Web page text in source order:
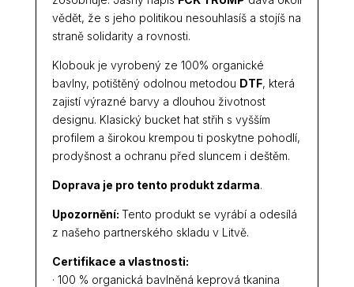
vědět, že s jeho politikou nesouhlasíš a stojíš na
straně solidarity a rovnosti.
Klobouk je vyrobený ze 100% organické
bavlny, potištěný odolnou metodou DTF, která
zajistí výrazné barvy a dlouhou životnost
designu. Klasický bucket hat střih s vyšším
profilem a širokou krempou ti poskytne pohodlí,
prodyšnost a ochranu před sluncem i deštěm.
Doprava je pro tento produkt zdarma.
Upozornění: Tento produkt se vyrábí a odesílá
z našeho partnerského skladu v Litvě.
Certifikace a vlastnosti:
· 100 % organická bavlněná keprová tkanina